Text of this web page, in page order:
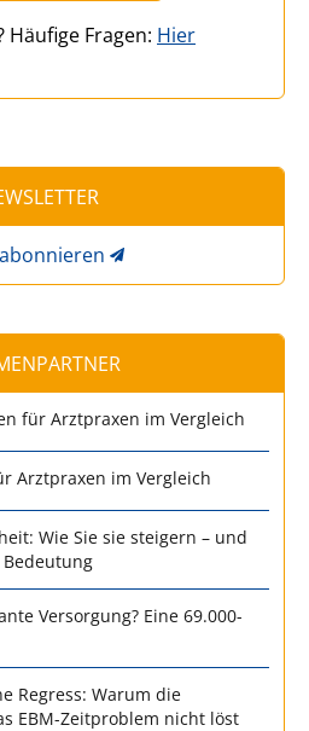
Fragen: Hier
für Arztpraxen im Vergleich
Arztpraxen im Vergleich
Wie Sie sie steigern – und
Versorgung? Eine 69.000-
Regress: Warum die
EBM-Zeitproblem nicht löst